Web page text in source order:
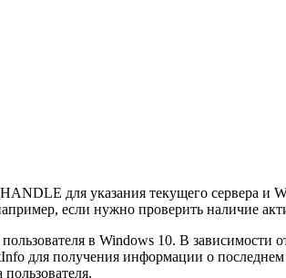
для указания текущего сервера и
если нужно проверить наличие
в Windows 10. В
для получения информации о